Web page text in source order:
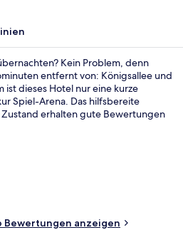
Kein Problem, denn
entfernt von: Königsallee und
ist dieses Hotel nur eine kurze
Spiel-Arena. Das hilfsbereite
erhalten gute Bewertungen
Verkehrsmitteln entfernt: Bis zur U-
Düsseldorf-Wehrhahn) bzw. 2
Bewertungen anzeigen